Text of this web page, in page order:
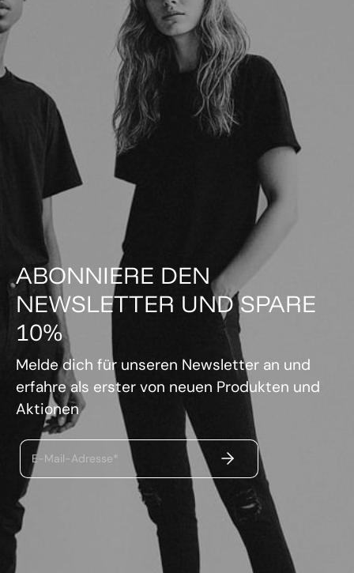
ABONNIERE DEN
NEWSLETTER UND SPARE
10%
Melde dich für unseren Newsletter an und
erfahre als erster von neuen Produkten und
Aktionen
E-Mail-Adresse* ABSENDEN